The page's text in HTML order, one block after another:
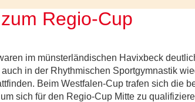
Regio-Cup
im münsterländischen Havixbeck
in der Rhythmischen Sportgymnastik
Beim Westfalen-Cup trafen sich die
sich für den Regio-Cup Mitte zu